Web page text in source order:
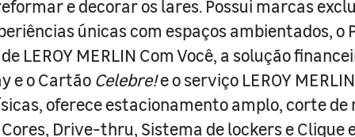
e decorar os lares. Possui marcas
únicas com espaços ambientados, o
LEROY MERLIN Com Você, a solução
e o CartãoCelebre!e o serviço LEROY
oferece estacionamento amplo, corte de
Drive-thru, Sistema de lockers e Clique